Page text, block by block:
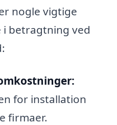
nogle vigtige
betragtning ved
for installation
firmaer.